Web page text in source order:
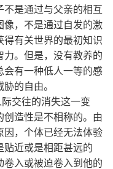
是通过与父亲的相互
像，不是通过自发的激
得有关世界的最初知识
力。但是，没有教养的
会有一种低人一等的感
的自由。
交往的消失这一变
创造性是不相称的。由
因，个体已经无法体验
贴近或是相距甚远的
卷入或被迫卷入到他的